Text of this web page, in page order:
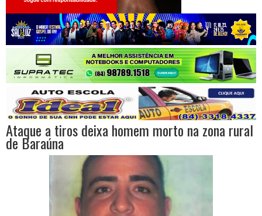
Jogue com responsabilidade. 18+
Ataque a tiros deixa homem morto na zona rural
de Baraúna